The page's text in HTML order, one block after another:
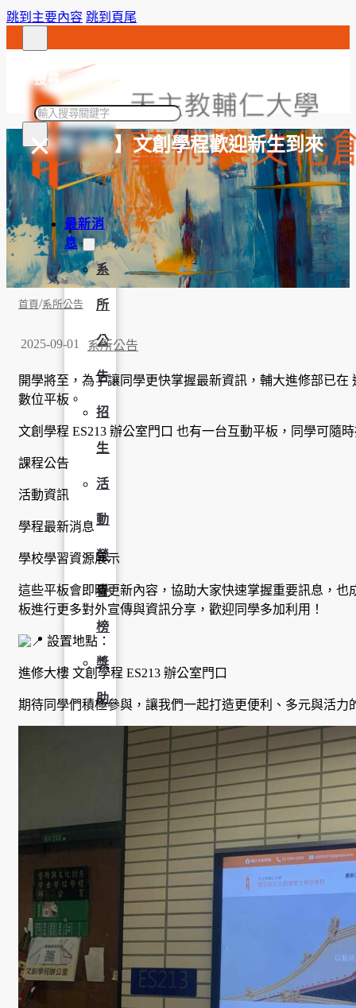
跳到主要內容 跳到頁尾
搜尋
搜
×
最新消
息
系
所
公
告
招
生
活
動
榮
譽
榜
獎
助
師資陣
課程資
訊
招生資
訊
成果發
【系所公告】文創學程歡迎新生到來
首頁/系所公告
2025-09-01 系所公告
開學將至，為了讓同學更快掌握最新資訊，輔大進修部已
數位平板。
文創學程 ES213 辦公室門口 也有一台互動平板，同學可隨
課程公告
活動資訊
學程最新消息
學校學習資源展示
這些平板會即時更新內容，協助大家快速掌握重要訊息，
板進行更多對外宣傳與資訊分享，歡迎同學多加利用！
設置地點：
進修大樓 文創學程 ES213 辦公室門口
期待同學們積極參與，讓我們一起打造更便利、多元與活力